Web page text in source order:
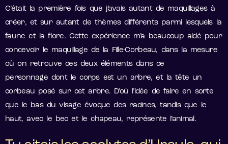
C’était la première fois que j’avais autant de maquillages à
créer, et sur autant de thèmes différents parmi lesquels la
faune et la flore. Cette expérience m’a beaucoup aidé pour
concevoir le maquillage de la Fille-Corbeau, dans la mesure
où on retrouve ces deux éléments dans ce
personnage dont le corps est un arbre, et la tête un
corbeau posé sur cet arbre. D’où l’idée de faire en sorte
que le bas du visage évoque des racines, tandis que le
haut, avec le bec et le chapeau, représente l’animal.